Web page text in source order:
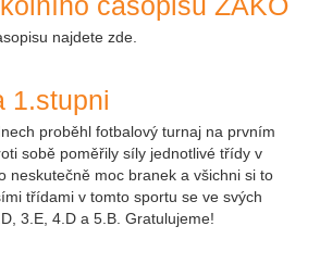
najdete zde.
1.stupni
proběhl fotbalový turnaj na prvním
sobě poměřily síly jednotlivé třídy v
neskutečně moc branek a všichni si to
třídami v tomto sportu se ve svých
3.E, 4.D a 5.B. Gratulujeme!